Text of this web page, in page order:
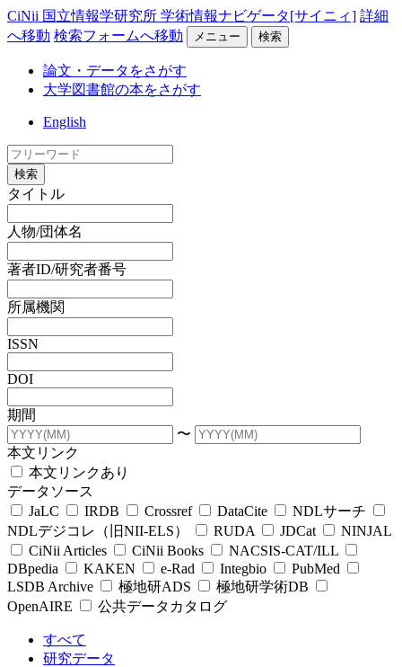
CiNii 国立情報学研究所 学術情報ナビゲータ[サイニィ] 詳細
へ移動 検索フォームへ移動 メニュー 検索
論文・データをさがす
大学図書館の本をさがす
English
検索
タイトル
人物/団体名
著者ID/研究者番号
所属機関
ISSN
DOI
期間
〜
本文リンク
本文リンクあり
データソース
JaLC
IRDB Crossref DataCite
NDLサーチ
NDLデジコレ（旧NII-ELS）
RUDA JDCat
NINJAL
CiNii Articles
CiNii Books
NACSIS-CAT/ILL
DBpedia
KAKEN e-Rad Integbio
PubMed
LSDB Archive
極地研ADS
極地研学術DB
OpenAIRE
公共データカタログ
すべて
研究データ